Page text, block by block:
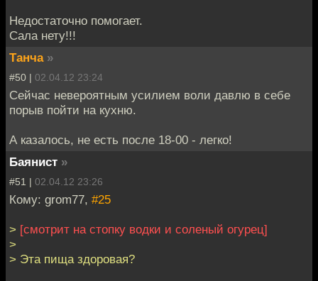
Недостаточно помогает.
Сала нету!!!
Танча »
#50 | 02.04.12 23:24
Сейчас невероятным усилием воли давлю в себе
порыв пойти на кухню.
А казалось, не есть после 18-00 - легко!
Баянист »
#51 | 02.04.12 23:26
Кому: grom77, #25
> [смотрит на стопку водки и соленый огурец]
>
> Эта пища здоровая?